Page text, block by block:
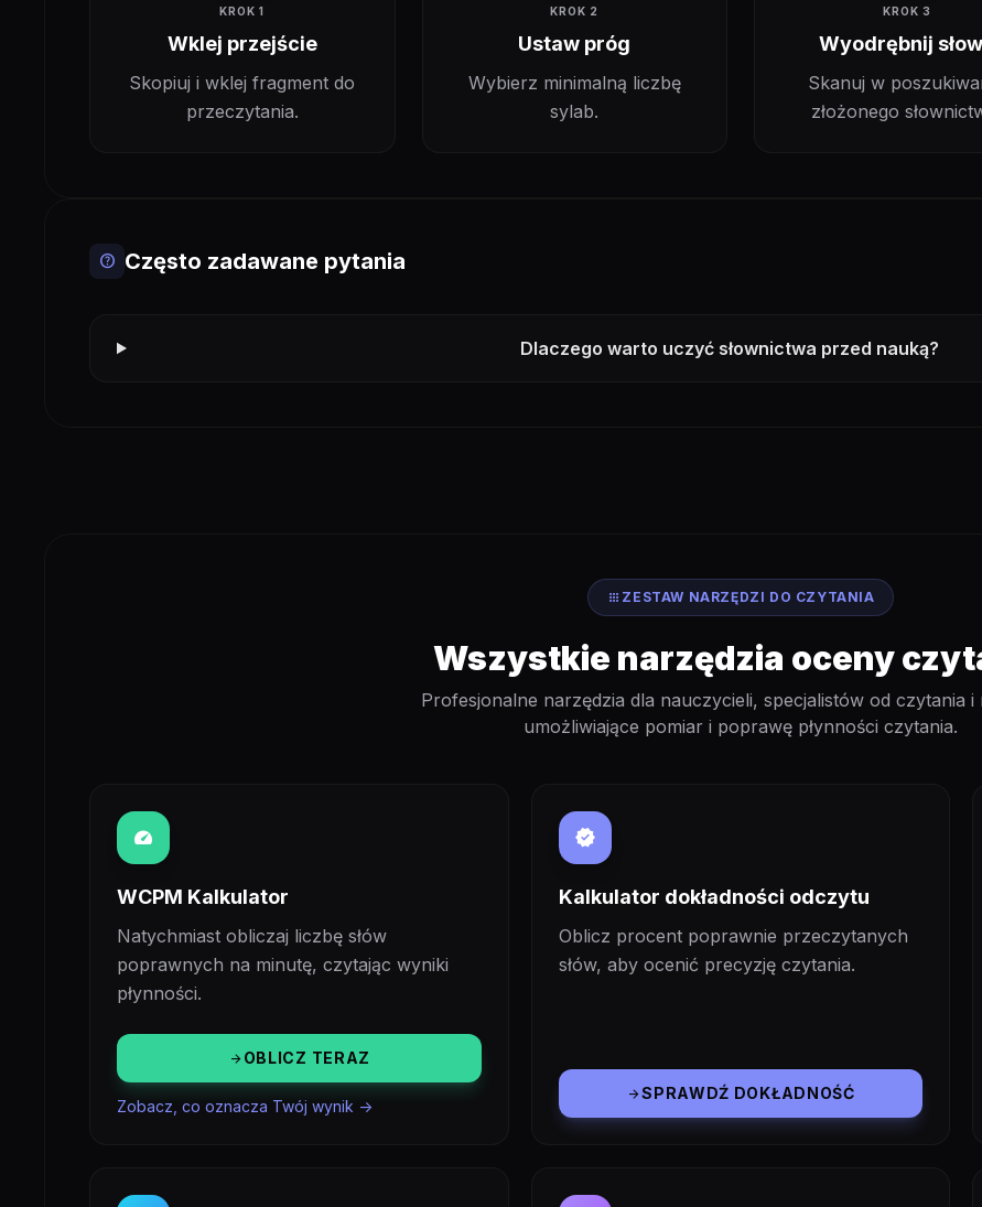
KROK 1
Wklej przejście
Skopiuj i wklej fragment do
przeczytania.
KROK 2
Ustaw próg
Wybierz minimalną liczbę
sylab.
KROK 3
Wyodrębnij
Skanuj w
złożonego
help Często zadawane pytania
Dlaczego warto uczyć słownictwa przed nauką?
apps ZESTAW NARZĘDZI DO CZYTANIA
Wszystkie narzędzia oceny
Profesjonalne narzędzia dla nauczycieli, specjalistów od czytania i
umożliwiające pomiar i poprawę płynności czytania.
speed
WCPM Kalkulator
Natychmiast obliczaj liczbę słów
poprawnych na minutę, czytając wyniki
płynności.
arrow_forwardOBLICZ TERAZ
Zobacz, co oznacza Twój wynik ->
verified
Kalkulator dokładności odczytu
Oblicz procent poprawnie przeczytanych
słów, aby ocenić precyzję czytania.
arrow_forwardSPRAWDŹ DOKŁADNOŚĆ